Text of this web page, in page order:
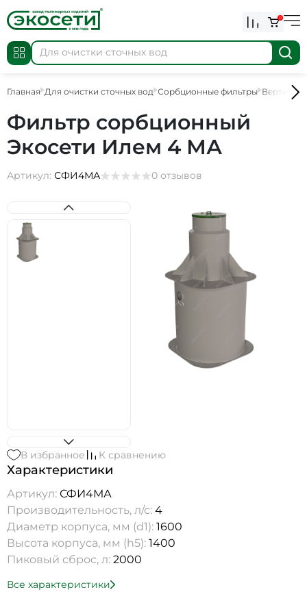
0
Главная Для очистки сточных вод Сорбционные фильтры
Фильтр сорбционный
Экосети Илем 4 МА
Артикул: СФИ4МА 0 отзывов
В избранное К сравнению
Характеристики
Артикул: СФИ4МА
Производительность, л/с: 4
Диаметр корпуса, мм (d1): 1600
Высота корпуса, мм (h5): 1400
Пиковый сброс, л: 2000
Все характеристики